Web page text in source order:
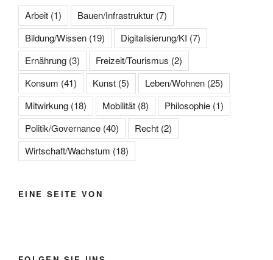
Arbeit (1) Bauen/Infrastruktur (7)
Bildung/Wissen (19) Digitalisierung/KI (7)
Ernährung (3) Freizeit/Tourismus (2)
Konsum (41) Kunst (5) Leben/Wohnen (25)
Mitwirkung (18) Mobilität (8) Philosophie (1)
Politik/Governance (40) Recht (2)
Wirtschaft/Wachstum (18)
EINE SEITE VON